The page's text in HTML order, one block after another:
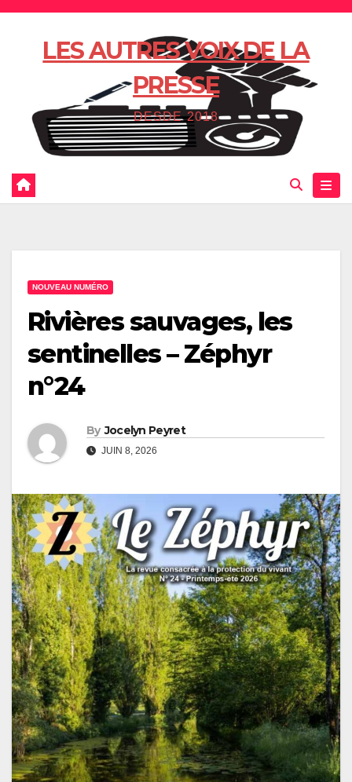
Skip
LES AUTRES VOIX DE LA
PRESSE
DESDE 2018
NOUVEAU NUMÉRO
Rivières sauvages, les
sentinelles – Zéphyr
n°24
By Jocelyn Peyret
JUIN 8, 2026